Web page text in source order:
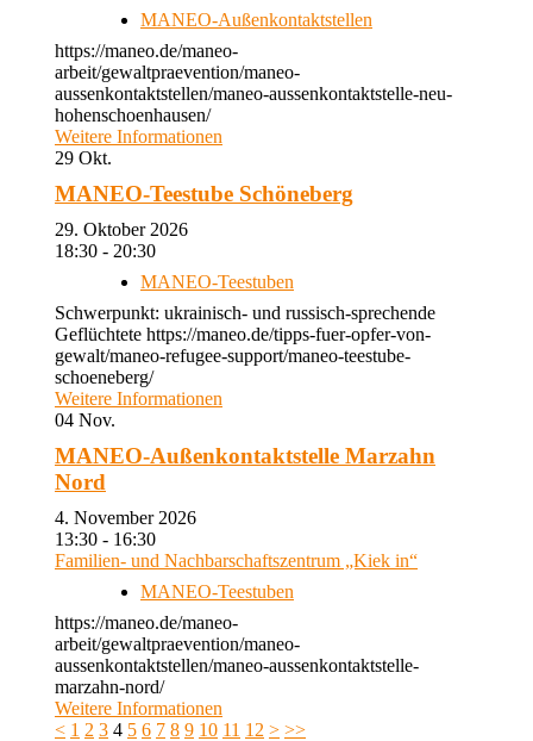
MANEO-Außenkontaktstellen
https://maneo.de/maneo-
arbeit/gewaltpraevention/maneo-
aussenkontaktstellen/maneo-aussenkontaktstelle-neu-
hohenschoenhausen/
Weitere Informationen
29 Okt.
MANEO-Teestube Schöneberg
29. Oktober 2026
18:30 - 20:30
MANEO-Teestuben
Schwerpunkt: ukrainisch- und russisch-sprechende
Geflüchtete https://maneo.de/tipps-fuer-opfer-von-
gewalt/maneo-refugee-support/maneo-teestube-
schoeneberg/
Weitere Informationen
04 Nov.
MANEO-Außenkontaktstelle Marzahn
Nord
4. November 2026
13:30 - 16:30
Familien- und Nachbarschaftszentrum „Kiek in“
MANEO-Teestuben
https://maneo.de/maneo-
arbeit/gewaltpraevention/maneo-
aussenkontaktstellen/maneo-aussenkontaktstelle-
marzahn-nord/
Weitere Informationen
< 1 2 3 4 5 6 7 8 9 10 11 12 > >>